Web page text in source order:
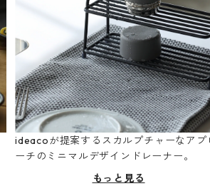
ideacoが提案するスカルプチャーなアプ
ーチのミニマルデザインドレーナー。
もっと見る